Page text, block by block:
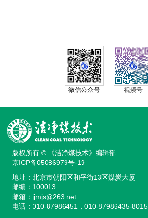
微信公众号 视频号
版权所有 © 《洁净煤技术》编辑部
京ICP备05086979号-19
地址：北京市朝阳区和平街13区煤炭大厦
邮编：100013
邮箱： jjmjs@263.net
电话：010-87986451，010-87986435-8015